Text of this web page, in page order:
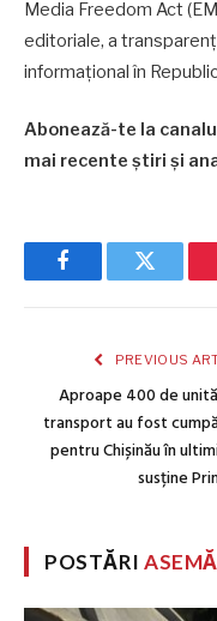
Media Freedom Act
editoriale, a
informațional în
Abonează-te la
mai recente știri și
FacebookTwitter
PREVIOUS
Aproape 400 de
transport au fost
pentru Chișinău în
susține
POSTĂRI